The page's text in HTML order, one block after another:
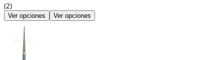
(2)
Ver opciones Ver opciones